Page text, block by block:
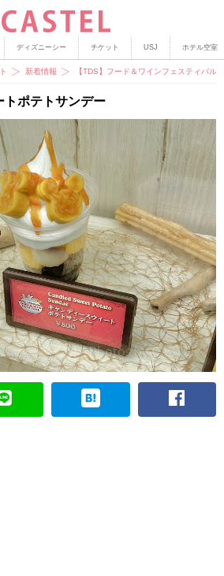
ディズニーシー チケット USJ ホテル空室
新着情報 【TDS】フード＆ワインフェスティバ
トポテトサンデー